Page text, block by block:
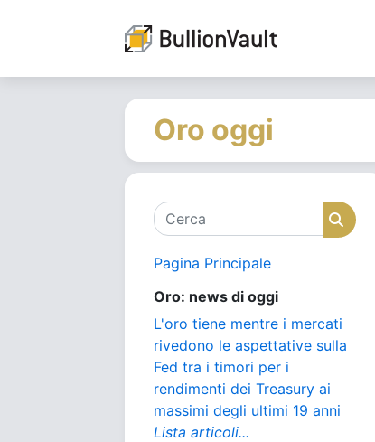
Oro oggi
Cerca
Pagina Principale
Oro: news di oggi
L'oro tiene mentre i mercati
rivedono le aspettative sulla
Fed tra i timori per i
rendimenti dei Treasury ai
massimi degli ultimi 19 anni
Lista articoli...